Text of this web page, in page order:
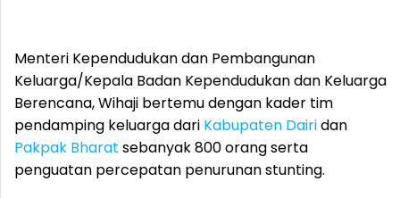
Menteri Kependudukan dan Pembangunan
Keluarga/Kepala Badan Kependudukan dan Keluarga
Berencana, Wihaji bertemu dengan kader tim
pendamping keluarga dari Kabupaten Dairidan
Pakpak Bharat sebanyak 800 orang serta
penguatan percepatan penurunan stunting.